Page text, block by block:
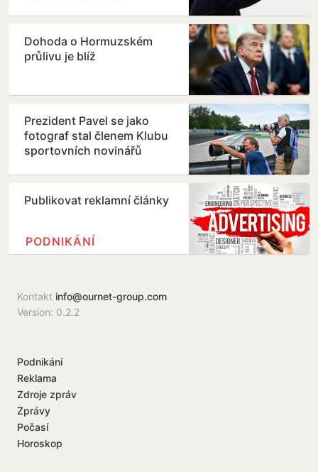
Dohoda o Hormuzském
průlivu je blíž
Prezident Pavel se jako
fotograf stal členem Klubu
sportovních novinářů
Publikovat reklamní články
PODNIKÁNÍ
Kontakt info@ournet-group.com
Version: 0.2.2
Podnikání
Reklama
Zdroje zpráv
Zprávy
Počasí
Horoskop